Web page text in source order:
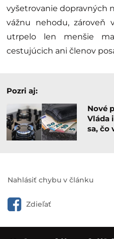
vyšetrovanie dopravných
vážnu nehodu, zároveň
utrpelo len menšie
cestujúcich ani členov
Pozri aj:
Nové
Vláda
sa, čo
Nahlásiť chybu v článku
Zdieľať